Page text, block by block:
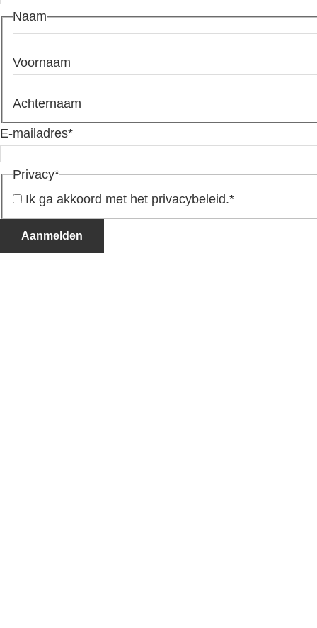
Naam
Voornaam
Achternaam
E-mailadres*
Privacy*
Ik ga akkoord met het privacybeleid.*
Aanmelden